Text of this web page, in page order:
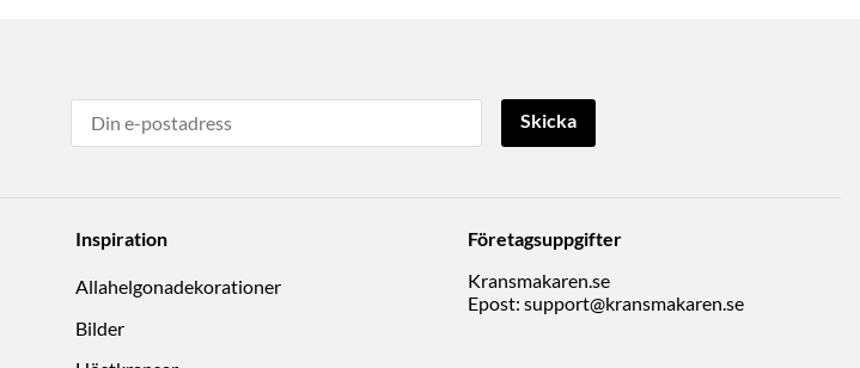
Skicka
Inspiration
Allahelgonadekorationer
Bilder
Företagsuppgifter
Kransmakaren.se
Epost: support@kransmakaren.se